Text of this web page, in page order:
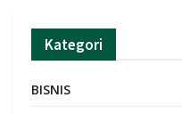
Kategori
BISNIS